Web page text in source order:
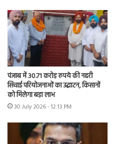
पंजाब में 30.71 करोड़ रुपये की नहरी
सिंचाई परियोजनाओं का उद्घाटन, किसानों
को मिलेगा बड़ा लाभ
30 July 2026 - 12:13 PM